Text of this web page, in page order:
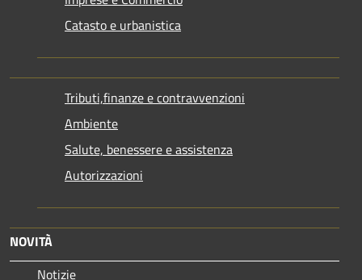
Catasto e urbanistica
Tributi,finanze e contravvenzioni
Ambiente
Salute, benessere e assistenza
Autorizzazioni
NOVITÀ
Notizie